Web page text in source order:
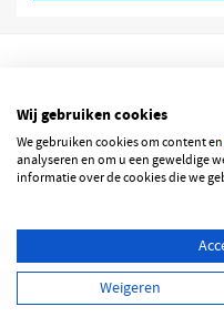
Bekijk volledige vacature
©
Wij gebruiken cookies
We gebruiken cookies om content en
analyseren en om u een geweldige
informatie over de cookies die we
Weigeren